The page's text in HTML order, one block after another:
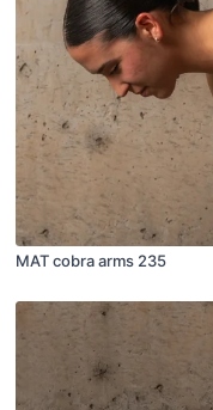
MAT cobra arms 235